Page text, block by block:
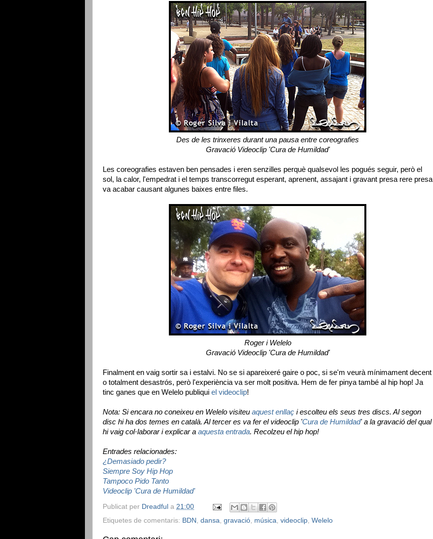
Des de les trinxeres durant una pausa entre coreografies
Gravació Videoclip 'Cura de Humildad'
Les coreografies estaven ben pensades i eren senzilles perquè qualsevol les pogués seguir, però el
sol, la calor, l'empedrat i el temps transcorregut esperant, aprenent, assajant i gravant presa rere presa
va acabar causant algunes baixes entre files.
Roger i Welelo
Gravació Videoclip 'Cura de Humildad'
Finalment en vaig sortir sa i estalvi. No se si apareixeré gaire o poc, si se'm veurà mínimament decent
o totalment desastrós, però l'experiència va ser molt positiva. Hem de fer pinya també al hip hop! Ja
tinc ganes que en Welelo publiqui el videoclip!
Nota: Si encara no coneixeu en Welelo visiteu aquest enllaç i escolteu els seus tres discs. Al segon
disc hi ha dos temes en català. Al tercer es va fer el videoclip 'Cura de Humildad' a la gravació del qual
hi vaig col·laborar i explicar a aquesta entrada. Recolzeu el hip hop!
Entrades relacionades:
¿Demasiado pedir?
Siempre Soy Hip Hop
Tampoco Pido Tanto
Videoclip 'Cura de Humildad'
Publicat per Dreadful a 21:00
Etiquetes de comentaris: BDN , dansa, gravació, música, videoclip, Welelo